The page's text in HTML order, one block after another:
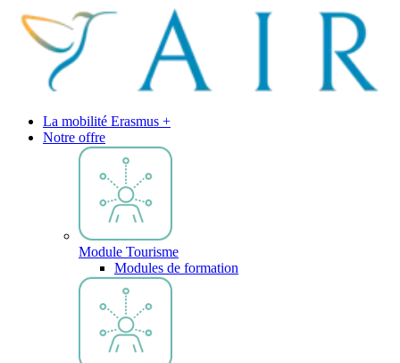
La mobilité Erasmus +
Notre offre
Module Tourisme
Modules de formation